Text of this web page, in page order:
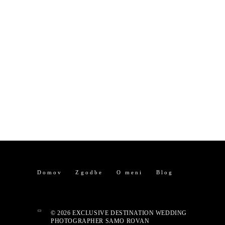
Domov Zgodbe O meni Blog
© 2026 EXCLUSIVE DESTINATION WEDDING
PHOTOGRAPHER SAMO ROVAN